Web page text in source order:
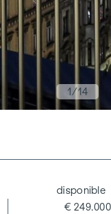
1 /14
€ 249.000
disponible